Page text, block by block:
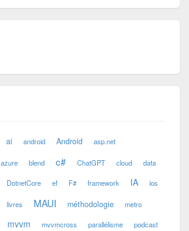
ai android Android asp.net
azure blend c# ChatGPT cloud data
DotnetCore ef F# framework IA ios
livres MAUI méthodologie metro
mvvm mvvmcross parallélisme podcast